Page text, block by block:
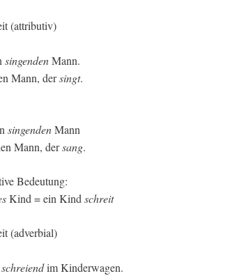
(attributiv)
singendenMann.
Mann, dersingt.
singendenMann
Mann, dersang.
Bedeutung:
Kind = ein Kindschreit
(adverbial)
im Kinderwagen.